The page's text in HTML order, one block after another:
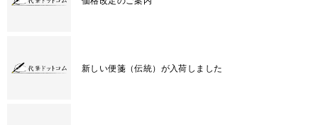
新しい便箋（伝統）が入荷しました